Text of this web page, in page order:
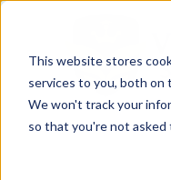
This website stores
services to you, both on
We won't track your
so that you're not asked